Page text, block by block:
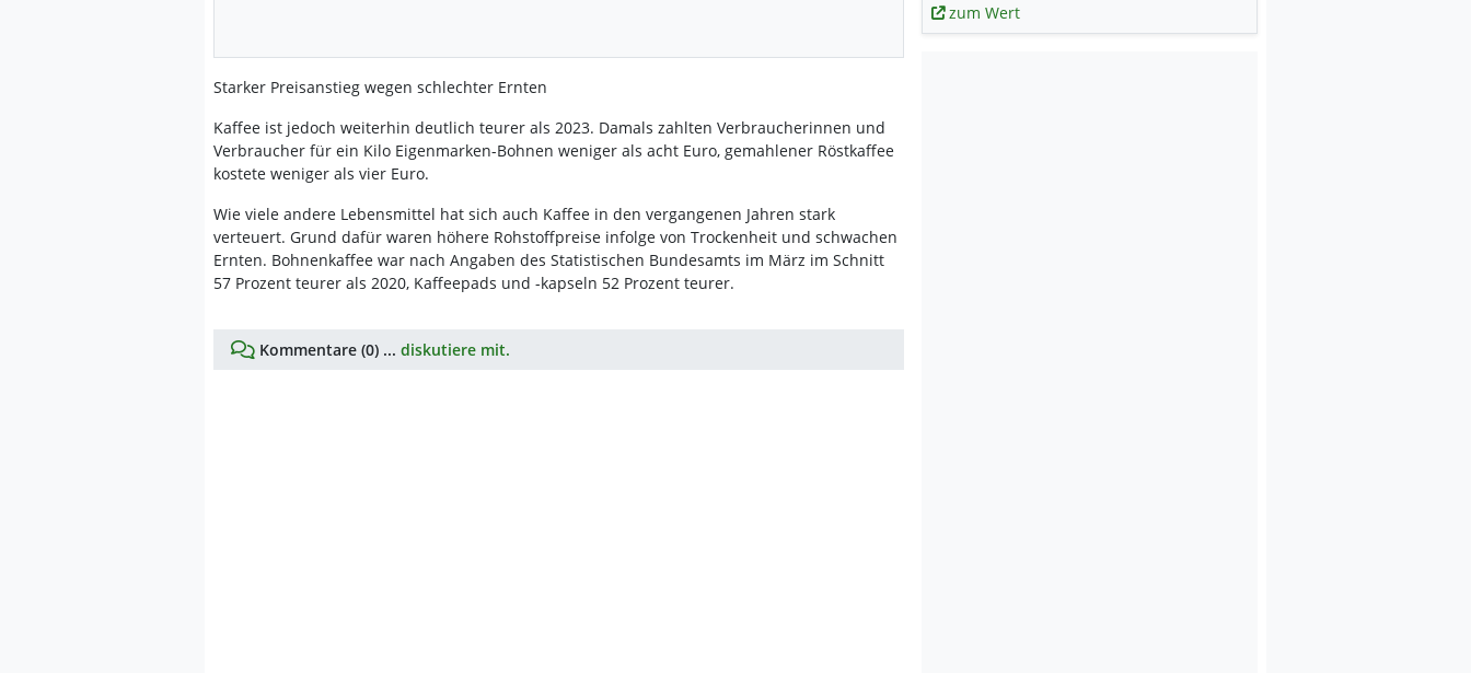
Starker Preisanstieg wegen schlechter Ernten
Kaffee ist jedoch weiterhin deutlich teurer als 2023. Damals zahlten Verbraucherinnen und
Verbraucher für ein Kilo Eigenmarken-Bohnen weniger als acht Euro, gemahlener Röstkaffee
kostete weniger als vier Euro.
Wie viele andere Lebensmittel hat sich auch Kaffee in den vergangenen Jahren stark
verteuert. Grund dafür waren höhere Rohstoffpreise infolge von Trockenheit und schwachen
Ernten. Bohnenkaffee war nach Angaben des Statistischen Bundesamts im März im Schnitt
57 Prozent teurer als 2020, Kaffeepads und -kapseln 52 Prozent teurer.
Kommentare (0) ... diskutiere mit.
zum Wert